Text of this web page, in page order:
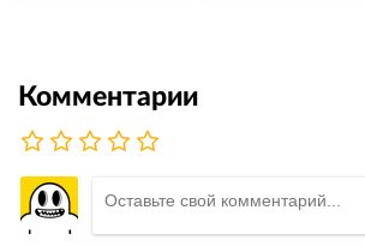
Комментарии